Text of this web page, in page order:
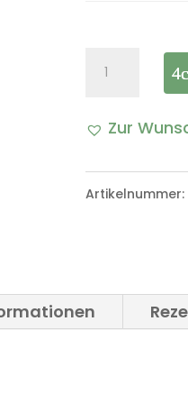
Abdeckung
Iltis
Zur
Artikelnummer: